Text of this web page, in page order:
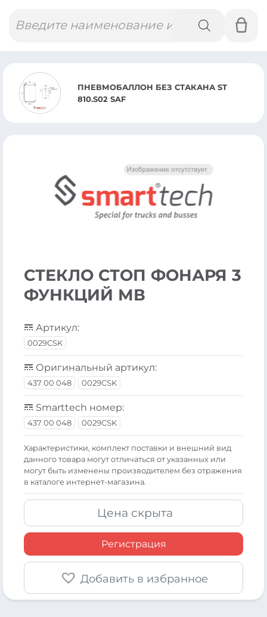
товаров
ПНЕВМОБАЛЛОН БЕЗ СТАКАНА ST
810.S02 SAF
СТЕКЛО СТОП ФОНАРЯ 3
ФУНКЦИЙ МВ
Артикул:
0029CSK
Оригинальный артикул:
437 00 048 0029CSK
Smarttech номер:
437 00 048 0029CSK
Xарактеристики, комплект поставки и внешний вид
данного товара могут отличаться от указанных или
могут быть изменены производителем без отражения
в каталоге интернет-магазина.
Цена скрыта
Регистрация
Добавить в избранное